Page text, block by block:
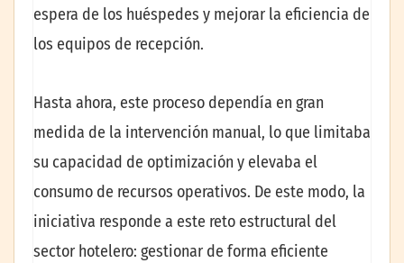
espera de los huéspedes y mejorar la eficiencia de
los equipos de recepción.
Hasta ahora, este proceso dependía en gran
medida de la intervención manual, lo que limitaba
su capacidad de optimización y elevaba el
consumo de recursos operativos. De este modo, la
iniciativa responde a este reto estructural del
sector hotelero: gestionar de forma eficiente